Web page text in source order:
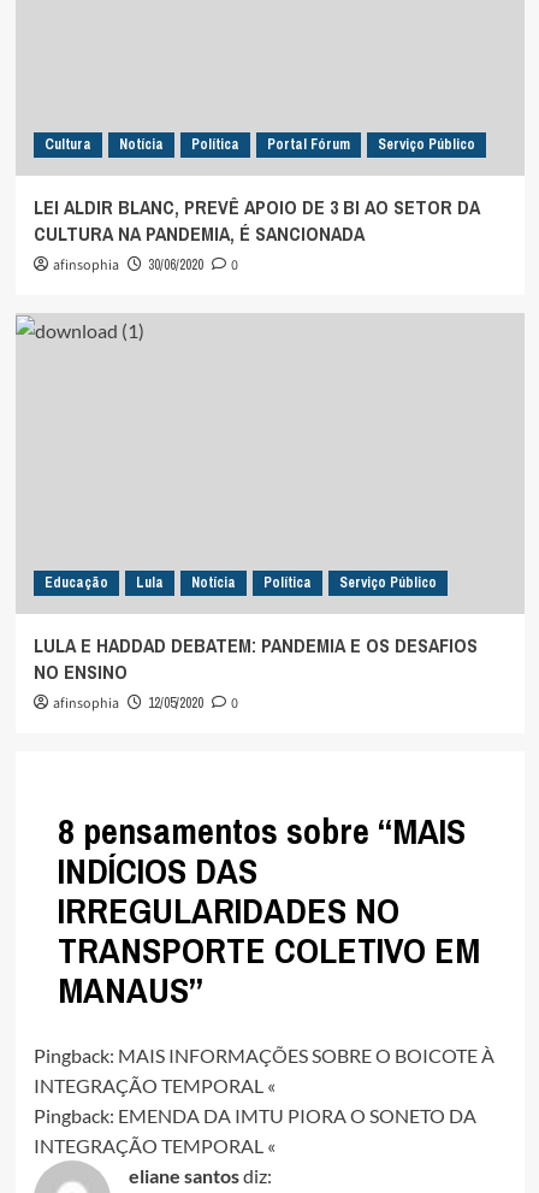
Cultura Notícia Política Portal Fórum Serviço Público
LEI ALDIR BLANC, PREVÊ APOIO DE 3 BI AO SETOR DA
CULTURA NA PANDEMIA, É SANCIONADA
afinsophia 30/06/2020 0
Educação Lula Notícia Política Serviço Público
LULA E HADDAD DEBATEM: PANDEMIA E OS DESAFIOS
NO ENSINO
afinsophia 12/05/2020 0
8 pensamentos sobre “MAIS
INDÍCIOS DAS
IRREGULARIDADES NO
TRANSPORTE COLETIVO EM
MANAUS”
Pingback: MAIS INFORMAÇÕES SOBRE O BOICOTE À
INTEGRAÇÃO TEMPORAL «
Pingback: EMENDA DA IMTU PIORA O SONETO DA
INTEGRAÇÃO TEMPORAL «
eliane santosdiz: